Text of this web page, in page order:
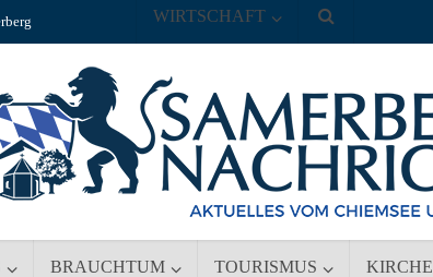
BRAUCHTUM TOURISMUS KIRCHE
WIRTSCHAFT